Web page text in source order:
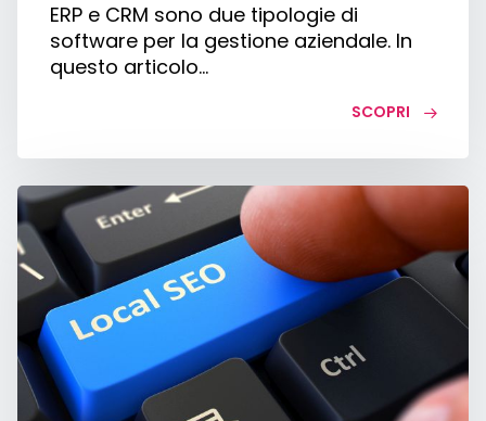
ERP e CRM sono due tipologie di
software per la gestione aziendale. In
questo articolo…
SCOPRI
Local
SEO:
cos’è,
come
funziona
come
farla
bene